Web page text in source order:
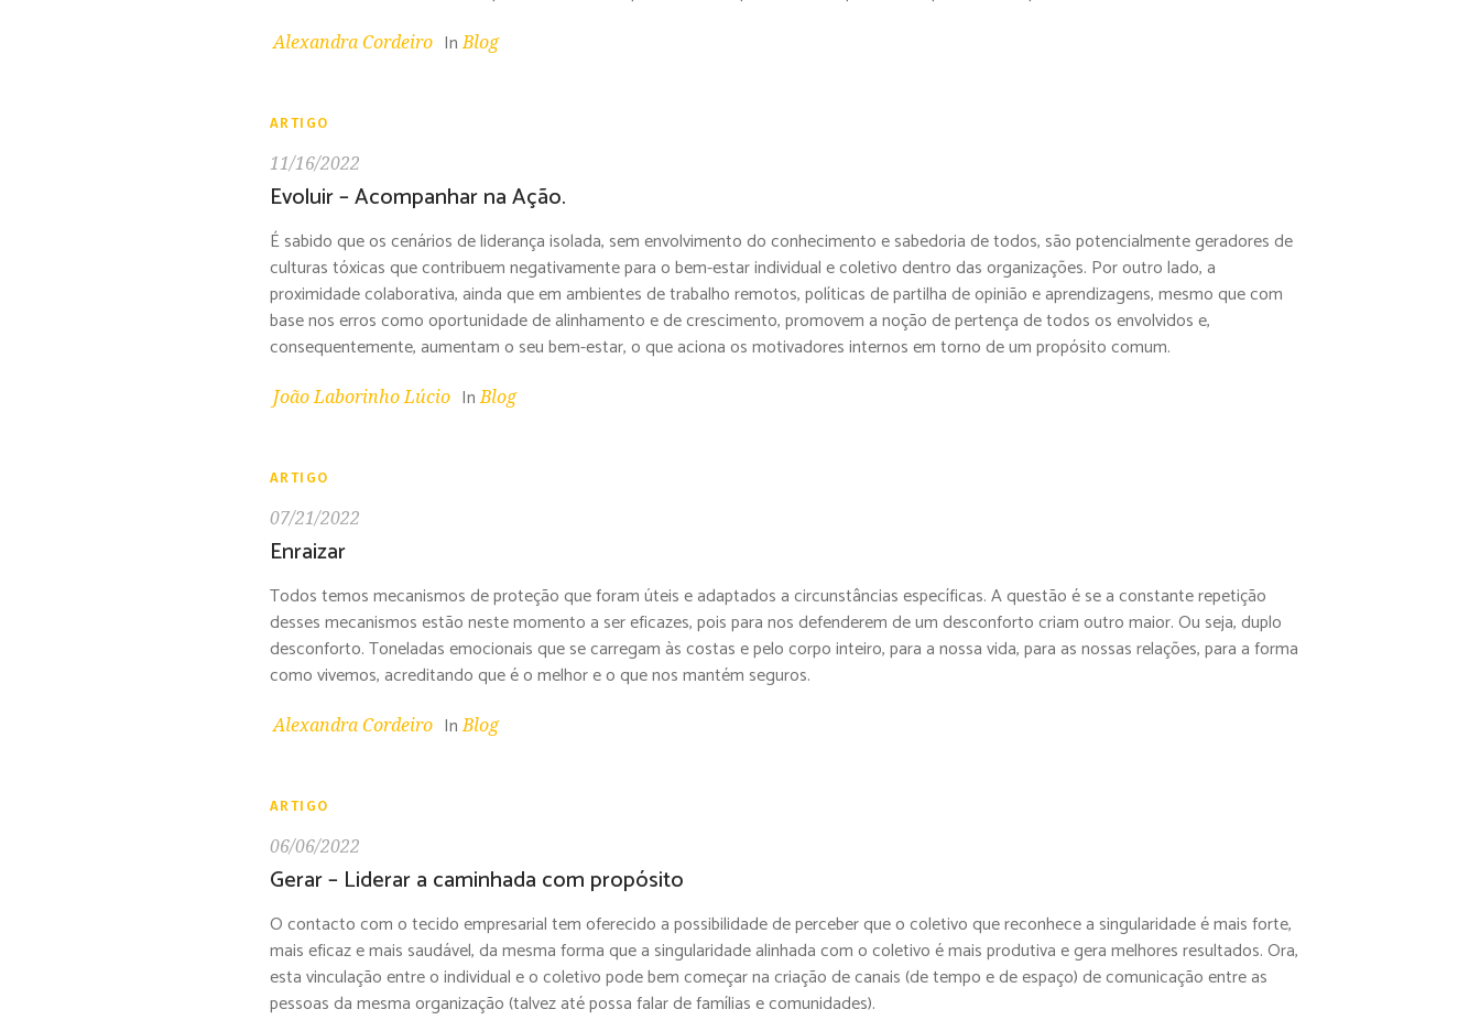
Alexandra Cordeiro InBlog
ARTIGO
11/16/2022
Evoluir – Acompanhar na Ação.
É sabido que os cenários de liderança isolada, sem envolvimento do conhecimento e sabedoria de todos, são potencialmente geradores de
culturas tóxicas que contribuem negativamente para o bem-estar individual e coletivo dentro das organizações. Por outro lado, a
proximidade colaborativa, ainda que em ambientes de trabalho remotos, políticas de partilha de opinião e aprendizagens, mesmo que com
base nos erros como oportunidade de alinhamento e de crescimento, promovem a noção de pertença de todos os envolvidos e,
consequentemente, aumentam o seu bem-estar, o que aciona os motivadores internos em torno de um propósito comum.
João Laborinho Lúcio InBlog
ARTIGO
07/21/2022
Enraizar
Todos temos mecanismos de proteção que foram úteis e adaptados a circunstâncias específicas. A questão é se a constante repetição
desses mecanismos estão neste momento a ser eficazes, pois para nos defenderem de um desconforto criam outro maior. Ou seja, duplo
desconforto. Toneladas emocionais que se carregam às costas e pelo corpo inteiro, para a nossa vida, para as nossas relações, para a forma
como vivemos, acreditando que é o melhor e o que nos mantém seguros.
Alexandra Cordeiro InBlog
ARTIGO
06/06/2022
Gerar – Liderar a caminhada com propósito
O contacto com o tecido empresarial tem oferecido a possibilidade de perceber que o coletivo que reconhece a singularidade é mais forte,
mais eficaz e mais saudável, da mesma forma que a singularidade alinhada com o coletivo é mais produtiva e gera melhores resultados. Ora,
esta vinculação entre o individual e o coletivo pode bem começar na criação de canais (de tempo e de espaço) de comunicação entre as
pessoas da mesma organização (talvez até possa falar de famílias e comunidades).